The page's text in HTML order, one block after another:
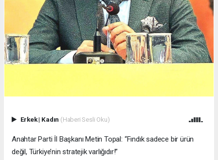
Erkek| Kadın (Haberi Sesli Oku)
Anahtar Parti İl Başkanı Metin Topal: “Fındık sadece bir ürün
değil, Türkiye’nin stratejik varlığıdır!”